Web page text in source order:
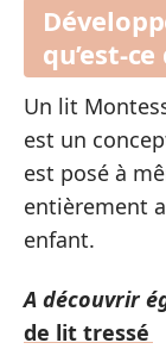
qu’est-
Un lit
est un
est posé à
entièrement
enfant.
A découvrir
de lit tressé